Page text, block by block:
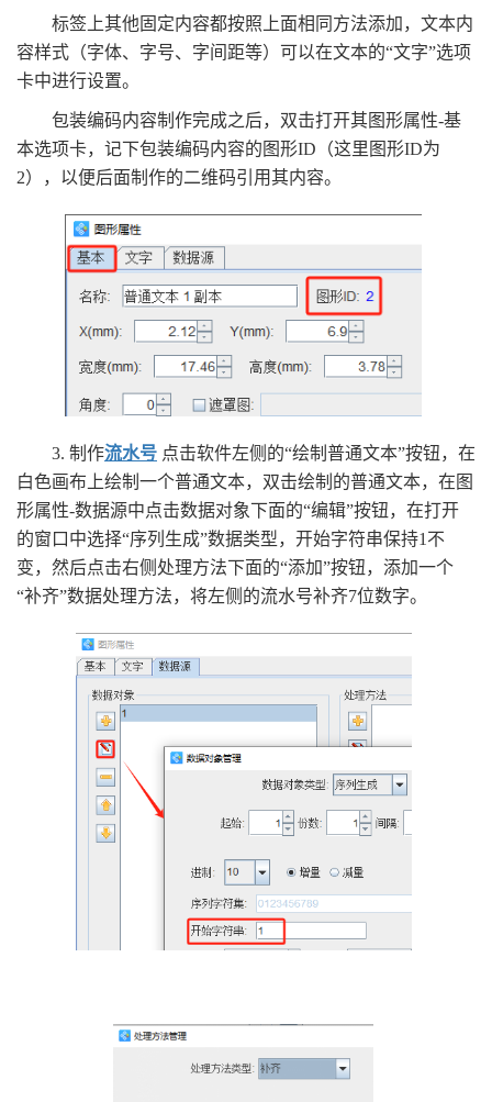
标签上其他固定内容都按照上面相同方法添加，文本内
容样式（字体、字号、字间距等）可以在文本的“文字”选项
卡中进行设置。
包装编码内容制作完成之后，双击打开其图形属性-基
本选项卡，记下包装编码内容的图形ID（这里图形ID为
2），以便后面制作的二维码引用其内容。
3. 制作流水号 点击软件左侧的“绘制普通文本”按钮，在
白色画布上绘制一个普通文本，双击绘制的普通文本，在图
形属性-数据源中点击数据对象下面的“编辑”按钮，在打开
的窗口中选择“序列生成”数据类型，开始字符串保持1不
变，然后点击右侧处理方法下面的“添加”按钮，添加一个
“补齐”数据处理方法，将左侧的流水号补齐7位数字。